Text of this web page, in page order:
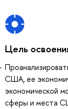
Цель
США, ее
экономической
сферы и места